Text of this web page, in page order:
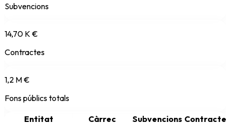
Subvencions
14,70 K €
Contractes
1,2 M €
Fons públics totals
Entitat Càrrec Subvencions Contractes